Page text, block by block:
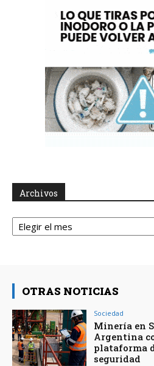
Archivos
Archivos
OTRAS NOTICIAS
Sociedad
Minería en
Argentina
plataforma
seguridad